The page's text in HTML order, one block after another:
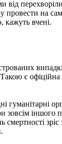
від
провести на
кажуть вчені.
є офіційна
гуманітарні
зовсім іншого
смертності